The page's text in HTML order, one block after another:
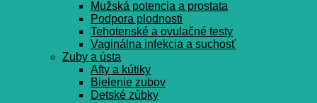
Mužská potencia a prostata
Podpora plodnosti
Tehotenské a ovulačné testy
Vaginálna infekcia a suchosť
Zuby a ústa
Afty a kútiky
Bielenie zubov
Detské zúbky